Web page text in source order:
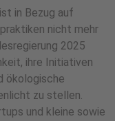
in Bezug auf
nicht mehr
2025
ihre Initiativen
ökologische
zu stellen.
und kleine sowie